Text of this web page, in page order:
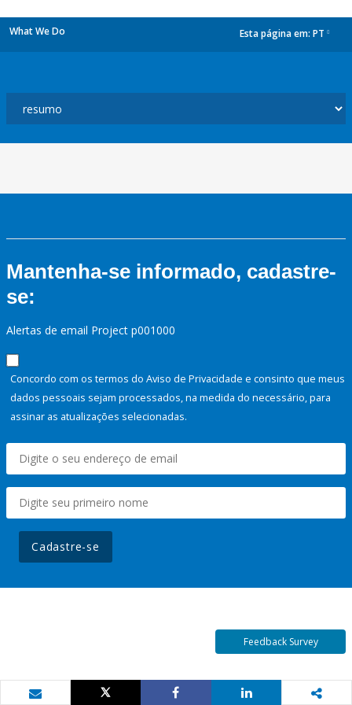
What We Do Esta página em: PT
Mantenha-se informado, cadastre-
se:
Alertas de email Project p001000
Concordo com os termos do Aviso de Privacidade e consinto que meus
dados pessoais sejam processados, na medida do necessário, para
assinar as atualizações selecionadas.
Cadastre-se
Feedback Survey